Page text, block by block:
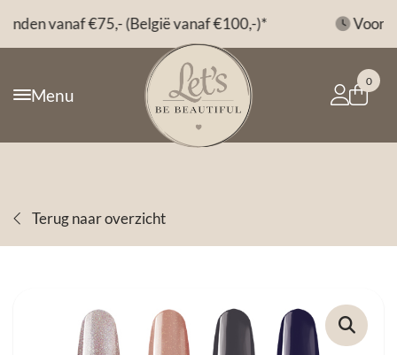
Voor 14:00 besteld, morgen in huis*
Menu
0
Terug naar overzicht